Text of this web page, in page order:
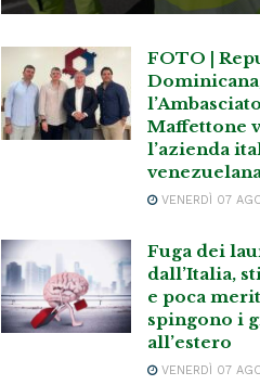
FOTO |
Maffettone
l’azienda
VENERDÌ 07
Fuga dei
dall’Italia,
e poca
spingono i
all’estero
VENERDÌ 07